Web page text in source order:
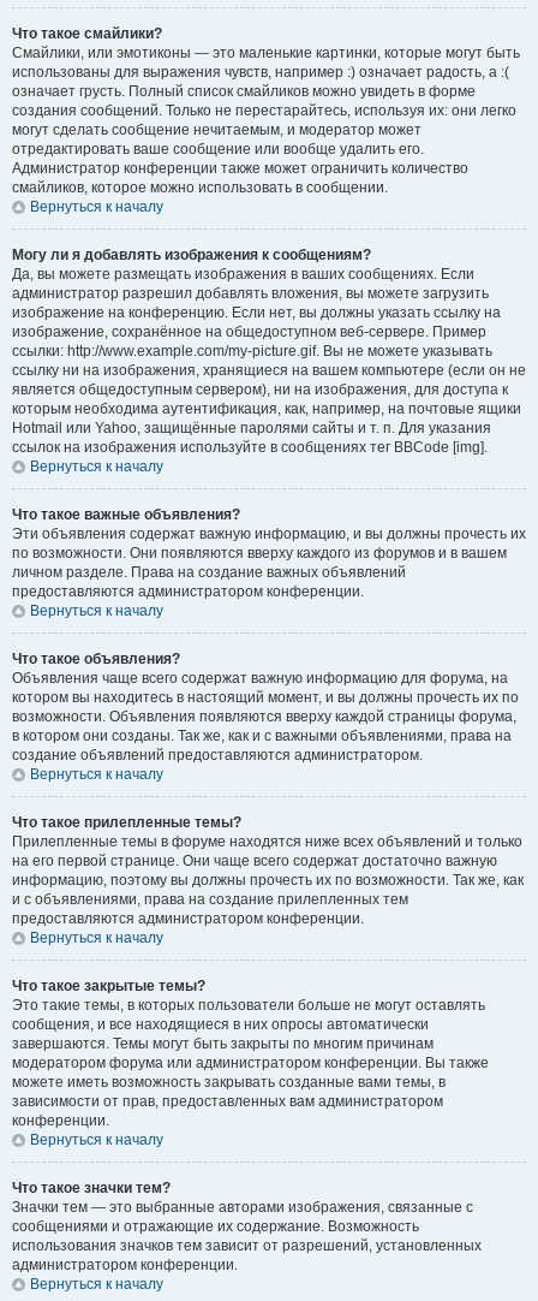
Что такое смайлики?
Смайлики, или эмотиконы — это маленькие картинки, которые могут быть
использованы для выражения чувств, например :) означает радость, а :(
означает грусть. Полный список смайликов можно увидеть в форме
создания сообщений. Только не перестарайтесь, используя их: они легко
могут сделать сообщение нечитаемым, и модератор может
отредактировать ваше сообщение или вообще удалить его.
Администратор конференции также может ограничить количество
смайликов, которое можно использовать в сообщении.
Вернуться к началу
Могу ли я добавлять изображения к сообщениям?
Да, вы можете размещать изображения в ваших сообщениях. Если
администратор разрешил добавлять вложения, вы можете загрузить
изображение на конференцию. Если нет, вы должны указать ссылку на
изображение, сохранённое на общедоступном веб-сервере. Пример
ссылки: http://www.example.com/my-picture.gif. Вы не можете указывать
ссылку ни на изображения, хранящиеся на вашем компьютере (если он не
является общедоступным сервером), ни на изображения, для доступа к
которым необходима аутентификация, как, например, на почтовые ящики
Hotmail или Yahoo, защищённые паролями сайты и т. п. Для указания
ссылок на изображения используйте в сообщениях тег BBCode [img].
Вернуться к началу
Что такое важные объявления?
Эти объявления содержат важную информацию, и вы должны прочесть их
по возможности. Они появляются вверху каждого из форумов и в вашем
личном разделе. Права на создание важных объявлений
предоставляются администратором конференции.
Вернуться к началу
Что такое объявления?
Объявления чаще всего содержат важную информацию для форума, на
котором вы находитесь в настоящий момент, и вы должны прочесть их по
возможности. Объявления появляются вверху каждой страницы форума,
в котором они созданы. Так же, как и с важными объявлениями, права на
создание объявлений предоставляются администратором.
Вернуться к началу
Что такое прилепленные темы?
Прилепленные темы в форуме находятся ниже всех объявлений и только
на его первой странице. Они чаще всего содержат достаточно важную
информацию, поэтому вы должны прочесть их по возможности. Так же, как
и с объявлениями, права на создание прилепленных тем
предоставляются администратором конференции.
Вернуться к началу
Что такое закрытые темы?
Это такие темы, в которых пользователи больше не могут оставлять
сообщения, и все находящиеся в них опросы автоматически
завершаются. Темы могут быть закрыты по многим причинам
модератором форума или администратором конференции. Вы также
можете иметь возможность закрывать созданные вами темы, в
зависимости от прав, предоставленных вам администратором
конференции.
Вернуться к началу
Что такое значки тем?
Значки тем — это выбранные авторами изображения, связанные с
сообщениями и отражающие их содержание. Возможность
использования значков тем зависит от разрешений, установленных
администратором конференции.
Вернуться к началу